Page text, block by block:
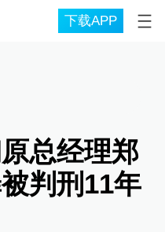
下载APP
总经理郑
判刑11年